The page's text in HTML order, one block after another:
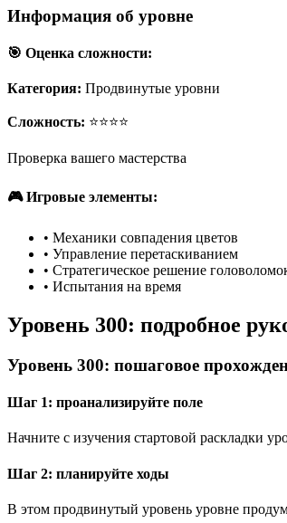
Информация об уровне
🎯 Оценка сложности:
Категория: Продвинутые уровни
Сложность: ⭐⭐⭐⭐
Проверка вашего мастерства
🎮 Игровые элементы:
• Механики совпадения цветов
• Управление перетаскиванием
• Стратегическое решение
• Испытания на время
Уровень 300: подробное
Уровень 300: пошаговое
Шаг 1: проанализируйте поле
Начните с изучения стартовой раскладки
Шаг 2: планируйте ходы
В этом продвинутый уровень уровне